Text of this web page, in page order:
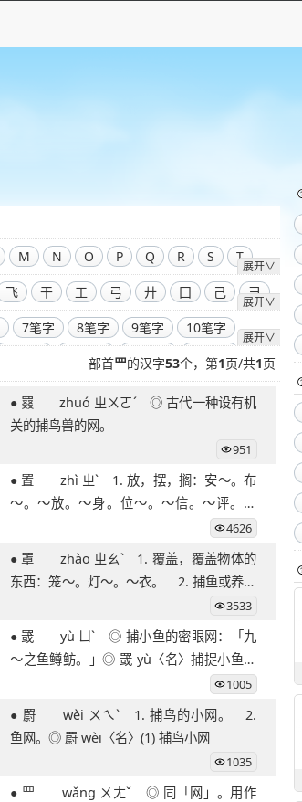
展开∨
M N O P Q R S
T
展开∨
飞 干 工 弓 廾 囗 己
彐
展开∨
7笔字 8笔字 9笔字
10笔字
17笔字 18笔字
19笔字
25笔字 26笔字 27笔字
28笔字
34笔字 35笔字 36笔字
39笔字
部首罒的汉字53个，第1页/共1页
● 罬 zhuó ㄓㄨㄛˊ ◎ 古代一种设有机
关的捕鸟兽的网。
951
● 置 zhì ㄓˋ 1. 放，摆，搁：安～。布
～。～放。～身。位～。～信。～评。～
4626
● 罩 zhào ㄓㄠˋ 1. 覆盖，覆盖物体的
东西：笼～。灯～。～衣。 2. 捕鱼或养鸡
3533
● 罭 yù ㄩˋ ◎ 捕小鱼的密眼网：「九
～之鱼鳟鲂。」◎ 罭 yù〈名〉捕捉小鱼的
1005
● 罻 wèi ㄨㄟˋ 1. 捕鸟的小网。 2.
鱼网。◎ 罻 wèi〈名〉(1) 捕鸟小网
1035
● 罒 wǎng ㄨㄤˇ ◎ 同「网」。用作